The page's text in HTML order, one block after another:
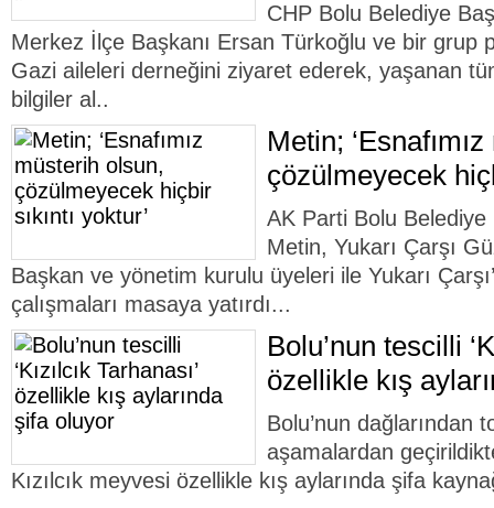
CHP Bolu Belediye
Merkez İlçe Başkanı Ersan Türkoğlu ve bir grup
Gazi aileleri derneğini ziyaret ederek, yaşanan
bilgiler al..
Metin;
çözülmeyecek
AK Parti Bolu Belediye
Metin, Yukarı Çarşı
Başkan ve yönetim kurulu üyeleri ile Yukarı
çalışmaları masaya yatırdı...
Bolu’nun tescilli
özellikle kış
Bolu’nun dağlarından
aşamalardan
Kızılcık meyvesi özellikle kış aylarında şifa